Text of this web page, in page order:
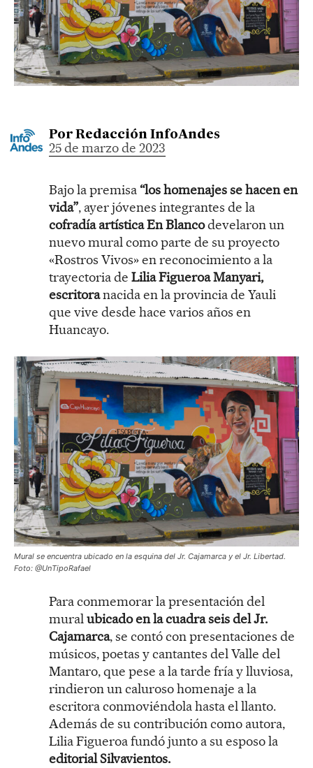
Por Redacción InfoAndes
25 de marzo de 2023
Bajo la premisa“los homenajes se hacen en
vida”, ayer jóvenes integrantes de la
cofradía artística En Blancodevelaron un
nuevo mural como parte de su proyecto
«Rostros Vivos» en reconocimiento a la
trayectoria de Lilia Figueroa Manyari,
escritoranacida en la provincia de Yauli
que vive desde hace varios años en
Huancayo.
Mural se encuentra ubicado en la esquina del Jr. Cajamarca y el Jr. Libertad.
Foto: @UnTipoRafael
Para conmemorar la presentación del
muralubicado en la cuadra seis del Jr.
Cajamarca, se contó con presentaciones de
músicos, poetas y cantantes del Valle del
Mantaro, que pese a la tarde fría y lluviosa,
rindieron un caluroso homenaje a la
escritora conmoviéndola hasta el llanto.
Además de su contribución como autora,
Lilia Figueroa fundó junto a su esposo la
editorial Silvavientos.